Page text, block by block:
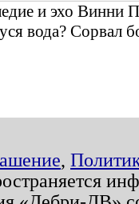
и эхо Винни
вода? Сорвал
,